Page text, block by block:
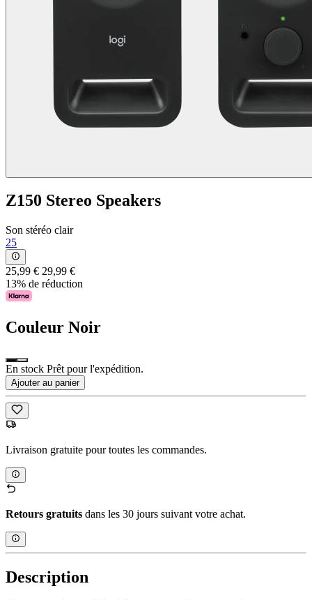
Z150 Stereo Speakers
Son stéréo clair
25
25,99 € 29,99 €
13% de réduction
Couleur Noir
En stock Prêt pour l'expédition.
Ajouter au panier
Livraison gratuite pour toutes les commandes.
Retours gratuits dans les 30 jours suivant votre achat.
Description